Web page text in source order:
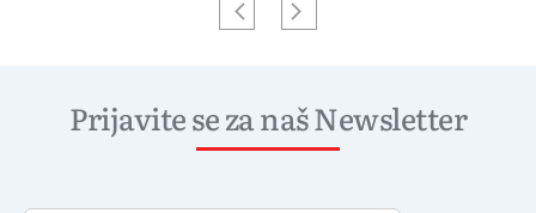
Prijavite se za naš Newsletter